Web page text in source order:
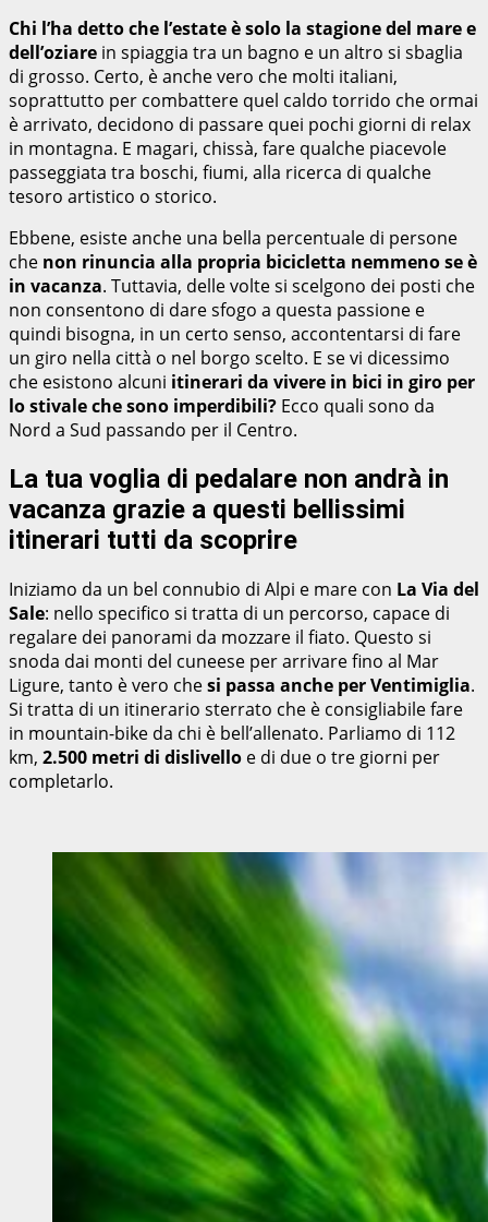
Chi l’ha detto che l’estate è solo la stagione del mare e
dell’oziare in spiaggia tra un bagno e un altro si sbaglia
di grosso. Certo, è anche vero che molti italiani,
soprattutto per combattere quel caldo torrido che ormai
è arrivato, decidono di passare quei pochi giorni di relax
in montagna. E magari, chissà, fare qualche piacevole
passeggiata tra boschi, fiumi, alla ricerca di qualche
tesoro artistico o storico.
Ebbene, esiste anche una bella percentuale di persone
che non rinuncia alla propria bicicletta nemmeno se è
in vacanza. Tuttavia, delle volte si scelgono dei posti che
non consentono di dare sfogo a questa passione e
quindi bisogna, in un certo senso, accontentarsi di fare
un giro nella città o nel borgo scelto. E se vi dicessimo
che esistono alcuni itinerari da vivere in bici in giro per
lo stivale che sono imperdibili? Ecco quali sono da
Nord a Sud passando per il Centro.
La tua voglia di pedalare non andrà in
vacanza grazie a questi bellissimi
itinerari tutti da scoprire
Iniziamo da un bel connubio di Alpi e mare con La Via del
Sale: nello specifico si tratta di un percorso, capace di
regalare dei panorami da mozzare il fiato. Questo si
snoda dai monti del cuneese per arrivare fino al Mar
Ligure, tanto è vero chesi passa anche per Ventimiglia.
Si tratta di un itinerario sterrato che è consigliabile fare
in mountain-bike da chi è bell’allenato. Parliamo di 112
km, 2.500 metri di dislivello e di due o tre giorni per
completarlo.